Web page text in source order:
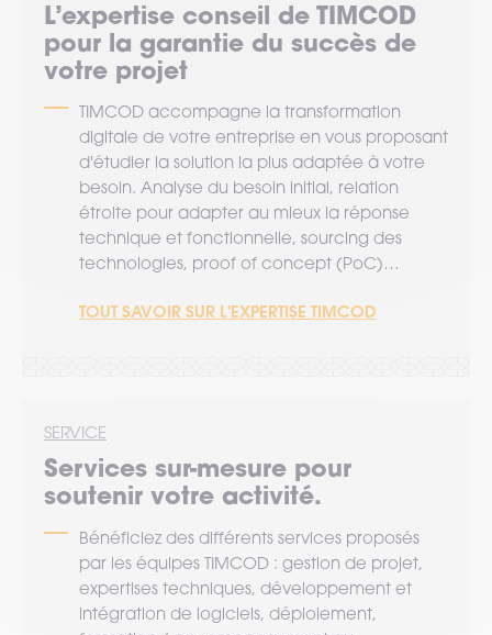
L’expertise conseil de TIMCOD
pour la garantie du succès de
votre projet
TIMCOD accompagne la transformation
digitale de votre entreprise en vous proposant
d'étudier la solution la plus adaptée à votre
besoin. Analyse du besoin initial, relation
étroite pour adapter au mieux la réponse
technique et fonctionnelle, sourcing des
technologies, proof of concept (PoC)…
TOUT SAVOIR SUR L'EXPERTISE TIMCOD
SERVICE
Services sur-mesure pour
soutenir votre activité.
Bénéficiez des différents services proposés
par les équipes TIMCOD : gestion de projet,
expertises techniques, développement et
intégration de logiciels, déploiement,